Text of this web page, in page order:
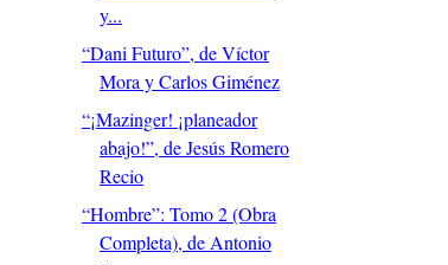
y...
“Dani Futuro”, de Víctor
Mora y Carlos Giménez
“¡Mazinger! ¡planeador
abajo!”, de Jesús Romero
Recio
“Hombre”: Tomo 2 (Obra
Completa), de Antonio